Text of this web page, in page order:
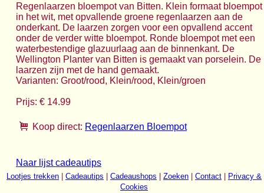
Regenlaarzen bloempot van Bitten. Klein formaat bloempot
in het wit, met opvallende groene regenlaarzen aan de
onderkant. De laarzen zorgen voor een opvallend accent
onder de verder witte bloempot. Ronde bloempot met een
waterbestendige glazuurlaag aan de binnenkant. De
Wellington Planter van Bitten is gemaakt van porselein. De
laarzen zijn met de hand gemaakt.
Varianten: Groot/rood, Klein/rood, Klein/groen
Prijs: € 14.99
Koop direct: Regenlaarzen Bloempot
Naar lijst cadeautips
Lootjes trekken Cadeautips Cadeaushops Zoeken Contact
Privacy &
Cookies